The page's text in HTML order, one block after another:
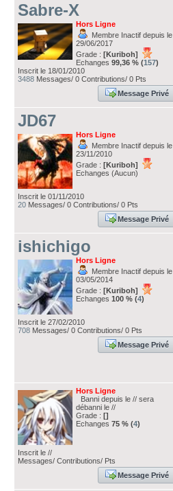
Sabre-X
Hors Ligne
Membre Inactif depuis le
29/06/2017
Grade : [Kuriboh]
Echanges 99,36 % (157)
Inscrit le 18/01/2010
3488 Messages/ 0 Contributions/ 0 Pts
Message Privé
JD67
Hors Ligne
Membre Inactif depuis le
23/11/2010
Grade : [Kuriboh]
Echanges (Aucun)
Inscrit le 01/11/2010
20 Messages/ 0 Contributions/ 0 Pts
Message Privé
ishichigo
Hors Ligne
Membre Inactif depuis le
03/05/2014
Grade : [Kuriboh]
Echanges 100 % (4)
Inscrit le 27/02/2010
708 Messages/ 0 Contributions/ 0 Pts
Message Privé
Hors Ligne
Banni depuis le // sera
débanni le //
Grade : []
Echanges 75 % (4)
Inscrit le //
Messages/ Contributions/ Pts
Message Privé